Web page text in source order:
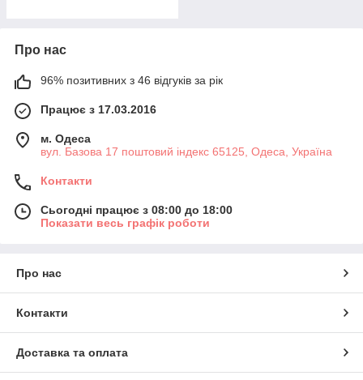
Про нас
96% позитивних з 46 відгуків за рік
Працює з 17.03.2016
м. Одеса
вул. Базова 17 поштовий індекс 65125, Одеса, Україна
Контакти
Сьогодні працює з 08:00 до 18:00
Показати весь графік роботи
Про нас
Контакти
Доставка та оплата